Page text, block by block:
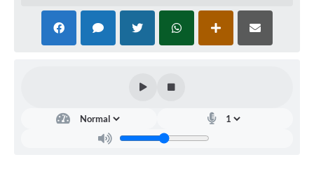
História
Arquivos para Download